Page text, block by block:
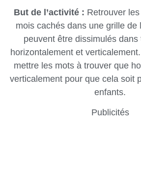
But de l’activité : Retrouver
mois cachés dans une grille de
peuvent être dissimulés dans
horizontalement et
mettre les mots à trouver que
verticalement pour que cela soit
enfants.
Publicités